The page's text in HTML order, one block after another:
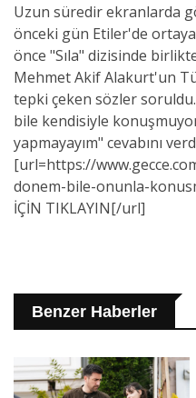
Uzun süredir ekranlarda
önceki gün Etiler'de ortaya
önce "Sıla" dizisinde
Mehmet Akif Alakurt'un
tepki çeken sözler
bile kendisiyle
yapmayayım" cevabını
[url=https://
donem-bile-onunla-
İÇİN TIKLAYIN[/url]
Benzer Haberler